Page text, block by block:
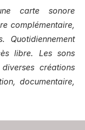
carte sonore
re complémentaire,
Quotidiennement
libre. Les sons
créations
documentaire,